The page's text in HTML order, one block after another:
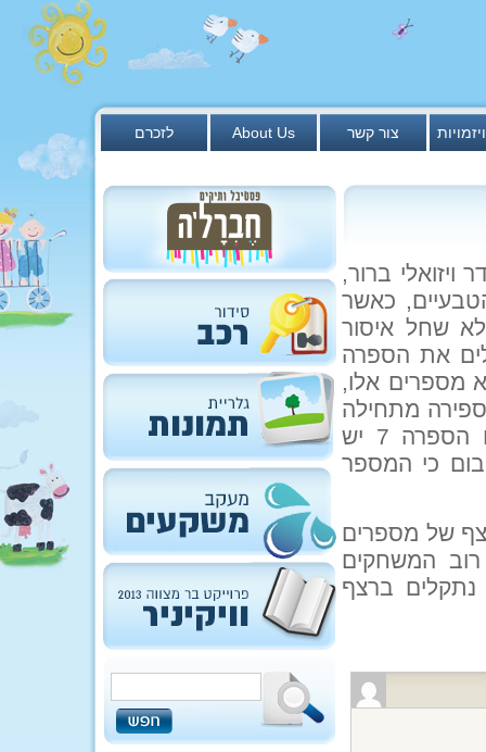
לזכרם About Us צור קשר
ברור,
כאשר
שחל איסור
את הספרה
אלו,
מתחילה
מחדש. כאשר יש מספר שמתחלק ב-7 וקיימת בו הספרה 7 יש
בום בום בום כי המספר
של מספרים
את ספרה שבע, למשל התחום 70-79. רוב המשחקים
700-799, כך שאין נתקלים ברצף